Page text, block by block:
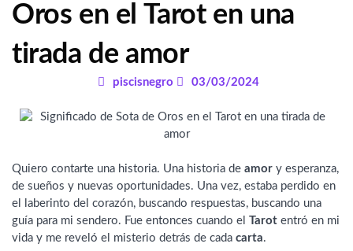
Oros en el Tarot en una
tirada de amor
piscisnegro 03/03/2024
Quiero contarte una historia. Una historia de amor y esperanza,
de sueños y nuevas oportunidades. Una vez, estaba perdido en
el laberinto del corazón, buscando respuestas, buscando una
guía para mi sendero. Fue entonces cuando el Tarot entró en mi
vida y me reveló el misterio detrás de cada carta.